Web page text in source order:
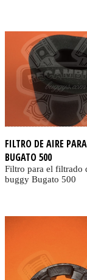
FILTRO DE AIRE
BUGATO 500
Filtro para el filtrado
buggy Bugato 500